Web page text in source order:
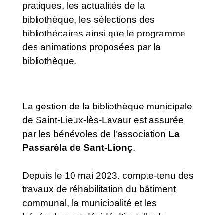
pratiques, les actualités de la
bibliothèque, les sélections des
bibliothécaires ainsi que le programme
des animations proposées par la
bibliothèque.
La gestion de la bibliothèque municipale
de Saint-Lieux-lès-Lavaur est assurée
par les bénévoles de l'association La
Passarèla de Sant-Lionç.
Depuis le 10 mai 2023, compte-tenu des
travaux de réhabilitation du bâtiment
communal, la municipalité et les